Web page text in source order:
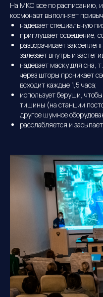
На МКС все по расписанию,
космонавт выполняет
надевает специальную
приглушает освещение,
разворачивает
залезает внутрь и
надевает маску для сна,
через шторы проникает
всходит каждые 1,5 часа;
использует беруши,
тишины (на станции
другое шумное
расслабляется и